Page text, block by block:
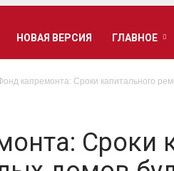
НОВАЯ ВЕРСИЯ ГЛАВНОЕ
капремонта: Сроки капитального
Сроки